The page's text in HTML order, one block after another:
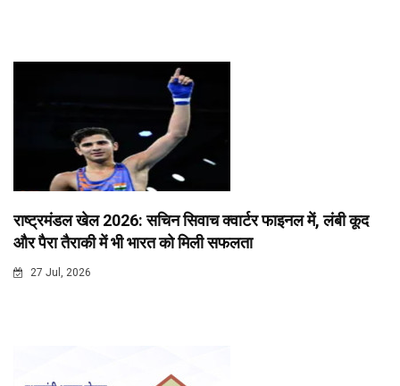
राष्ट्रमंडल खेल 2026: सचिन सिवाच क्वार्टर फाइनल में, लंबी कूद
और पैरा तैराकी में भी भारत को मिली सफलता
27 Jul, 2026